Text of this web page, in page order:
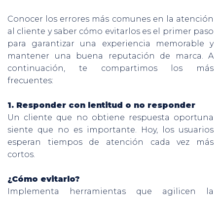
Conocer los errores más comunes en la atención
al cliente y saber cómo evitarlos es el primer paso
para garantizar una experiencia memorable y
mantener una buena reputación de marca. A
continuación, te compartimos los más
frecuentes:
1. Responder con lentitud o no responder
Un cliente que no obtiene respuesta oportuna
siente que no es importante. Hoy, los usuarios
esperan tiempos de atención cada vez más
cortos.
¿Cómo evitarlo?
Implementa herramientas que agilicen la